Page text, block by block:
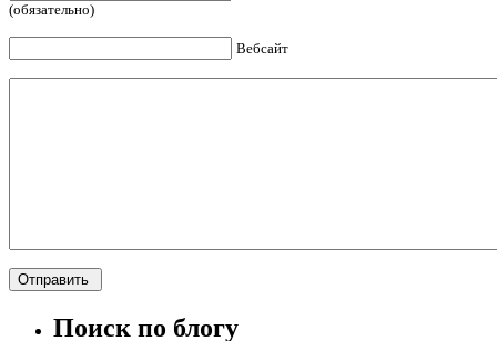
(обязательно)
Вебсайт
Поиск по блогу